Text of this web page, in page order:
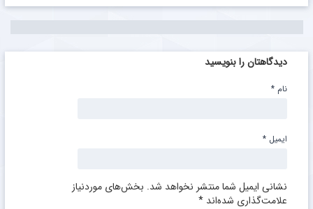
دیدگاهتان را بنویسید
نشانی ایمیل شما منتشر نخواهد شد. بخش‌های موردنیاز
علامت‌گذاری شده‌اند *
نام *
ایمیل *